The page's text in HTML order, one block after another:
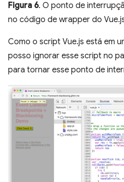
Figura 6. O ponto de
no código de wrapper do
Como o script Vue.js está em
posso ignorar esse script no
para tornar esse ponto de